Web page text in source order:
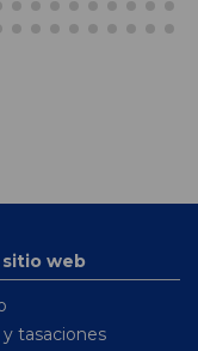
sitio web
y tasaciones